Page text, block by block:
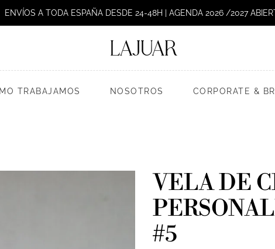
ENVÍOS A TODA ESPAÑA DESDE 24-48H | AGENDA 2026 /2027
TRABAJAMOS NOSOTROS CORPORATE &
VELA DE
#5